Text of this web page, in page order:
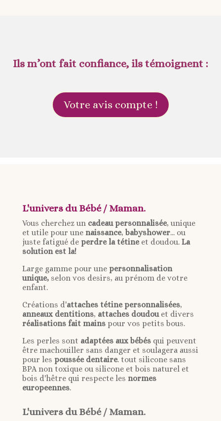
Ils m’ont fait confiance, ils témoignent :
Votre avis compte !
L'univers du Bébé / Maman.
Vous cherchez un cadeau personnalisée, unique
et utile pour une naissance, babyshower... ou
juste fatigué de perdre la tétineet doudou. La
solution est la!
Large gamme pour une personnalisation
unique,selon vos desirs, au prénom de votre
enfant.
Créations d'attaches tétine personnalisées,
anneaux dentitions, attaches doudouet divers
réalisations fait mainspour vos petits bous.
Les perles sont adaptées aux bébésqui peuvent
être machouiller sans danger et soulagera aussi
pour les poussée dentaire. tout silicone sans
BPA non toxique ou silicone et bois naturel et
bois d'hêtre qui respecte les normes
europeennes.
L'univers du Bébé / Maman.